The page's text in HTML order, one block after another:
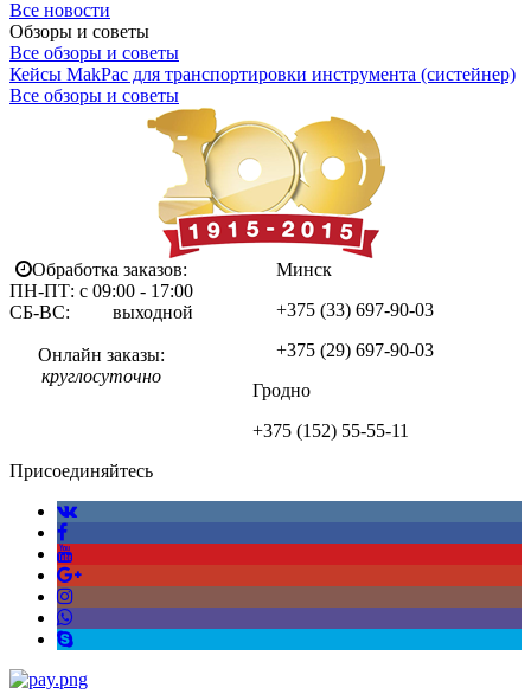
Все новости
Обзоры и советы
Все обзоры и советы
Кейсы MakPac для транспортировки инструмента (систейнер)
Все обзоры и советы
Обработка заказов:
ПН-ПТ: с 09:00 - 17:00
СБ-ВС: выходной
Онлайн заказы:
круглосуточно
Минск
+375 (33) 697-90-03
+375 (29) 697-90-03
Гродно
+375 (152) 55-55-11
Присоединяйтесь